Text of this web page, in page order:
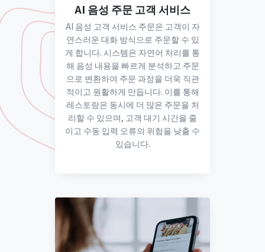
AI 음성 주문 고객 서비스
AI 음성 고객 서비스 주문은 고객이 자
연스러운 대화 방식으로 주문할 수 있
게 합니다. 시스템은 자연어 처리를 통
해 음성 내용을 빠르게 분석하고 주문
으로 변환하여 주문 과정을 더욱 직관
적이고 원활하게 만듭니다. 이를 통해
레스토랑은 동시에 더 많은 주문을 처
리할 수 있으며, 고객 대기 시간을 줄
이고 수동 입력 오류의 위험을 낮출 수
있습니다.